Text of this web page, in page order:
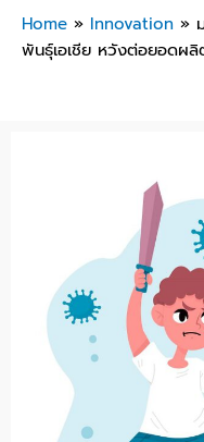
Home » Innovation »
พันธุ์เอเชีย หวังต่อยอดผ